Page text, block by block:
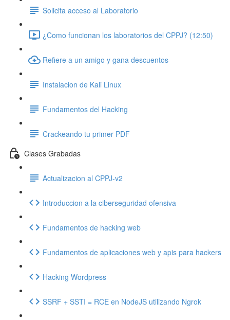
Solicita acceso al Laboratorio
¿Como funcionan los laboratorios del CPPJ? (12:50)
Refiere a un amigo y gana descuentos
Instalacion de Kali Linux
Fundamentos del Hacking
Crackeando tu primer PDF
Clases Grabadas
Actualizacion al CPPJ-v2
Introduccion a la ciberseguridad ofensiva
Fundamentos de hacking web
Fundamentos de aplicaciones web y apis para hackers
Hacking Wordpress
SSRF + SSTI = RCE en NodeJS utilizando Ngrok